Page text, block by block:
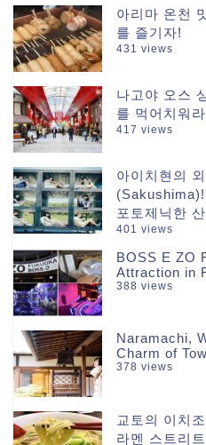
아리마 온천
를 즐기자!
431 views
나고야 오스
를 먹어치워
417 views
아이치현의
포토제닉한
401 views
BOSS E ZO
Attraction in
388 views
Naramachi,
Charm of
378 views
교토의 이치
라멘 스트리